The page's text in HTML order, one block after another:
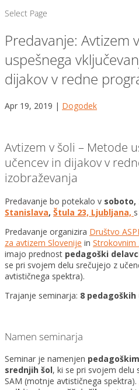
Select Page
Predavanje: Avtizem
uspešnega
dijakov v redne
Apr 19, 2019 | Dogodek
Avtizem v šoli – Metode
učencev in dijakov v
izobraževanja
Predavanje bo potekalo v soboto,
Stanislava, Štula 23, Ljubljana,
Predavanje organizira Društvo ASPI
za avtizem Slovenije in Strokovnim
imajo prednost pedagoški
se pri svojem delu srečujejo z
avtističnega spektra).
Trajanje seminarja: 8 pedagoških
Namen seminarja
Seminar je namenjen
srednjih šol, ki se pri svojem delu
SAM (motnje avtističnega spektra).